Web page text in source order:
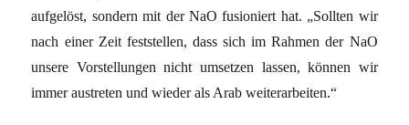
aufgelöst, sondern mit der NaO fusioniert hat. „Sollten wir
nach einer Zeit feststellen, dass sich im Rahmen der NaO
unsere Vorstellungen nicht umsetzen lassen, können wir
immer austreten und wieder als Arab weiterarbeiten.“